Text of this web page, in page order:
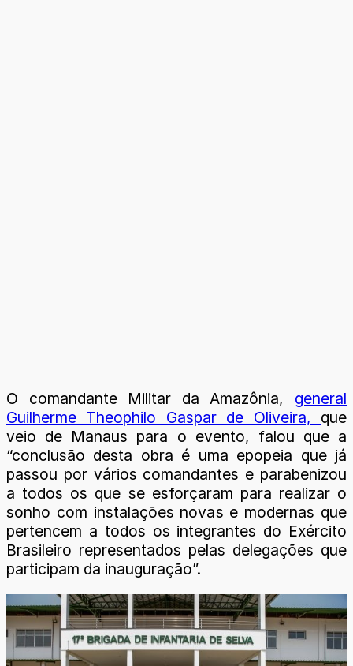
O comandante Militar da Amazônia, general
Guilherme Theophilo Gaspar de Oliveira, que
veio de Manaus para o evento, falou que a
“conclusão desta obra é uma epopeia que já
passou por vários comandantes e parabenizou
a todos os que se esforçaram para realizar o
sonho com instalações novas e modernas que
pertencem a todos os integrantes do Exército
Brasileiro representados pelas delegações que
participam da inauguração”.